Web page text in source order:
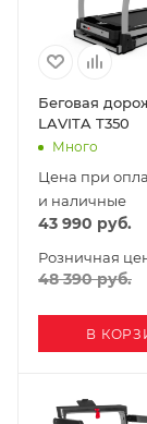
Беговая
LAVITA T350
Много
Цена при
и наличные
43 990 руб.
Розничная
48 390руб.
В